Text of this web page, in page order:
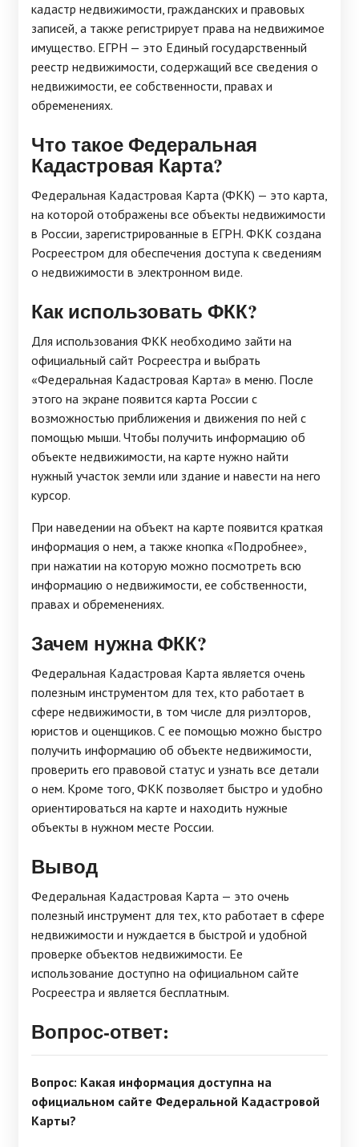
кадастр недвижимости, гражданских и правовых
записей, а также регистрирует права на недвижимое
имущество. ЕГРН — это Единый государственный
реестр недвижимости, содержащий все сведения о
недвижимости, ее собственности, правах и
обременениях.
Что такое Федеральная
Кадастровая Карта?
Федеральная Кадастровая Карта (ФКК) — это карта,
на которой отображены все объекты недвижимости
в России, зарегистрированные в ЕГРН. ФКК создана
Росреестром для обеспечения доступа к сведениям
о недвижимости в электронном виде.
Как использовать ФКК?
Для использования ФКК необходимо зайти на
официальный сайт Росреестра и выбрать
«Федеральная Кадастровая Карта» в меню. После
этого на экране появится карта России с
возможностью приближения и движения по ней с
помощью мыши. Чтобы получить информацию об
объекте недвижимости, на карте нужно найти
нужный участок земли или здание и навести на него
курсор.
При наведении на объект на карте появится краткая
информация о нем, а также кнопка «Подробнее»,
при нажатии на которую можно посмотреть всю
информацию о недвижимости, ее собственности,
правах и обременениях.
Зачем нужна ФКК?
Федеральная Кадастровая Карта является очень
полезным инструментом для тех, кто работает в
сфере недвижимости, в том числе для риэлторов,
юристов и оценщиков. С ее помощью можно быстро
получить информацию об объекте недвижимости,
проверить его правовой статус и узнать все детали
о нем. Кроме того, ФКК позволяет быстро и удобно
ориентироваться на карте и находить нужные
объекты в нужном месте России.
Вывод
Федеральная Кадастровая Карта — это очень
полезный инструмент для тех, кто работает в сфере
недвижимости и нуждается в быстрой и удобной
проверке объектов недвижимости. Ее
использование доступно на официальном сайте
Росреестра и является бесплатным.
Вопрос-ответ:
Вопрос: Какая информация доступна на
официальном сайте Федеральной Кадастровой
Карты?